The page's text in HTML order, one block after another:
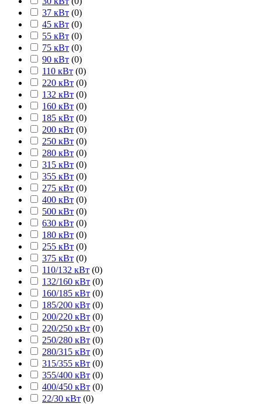
37 кВт (0)
45 кВт (0)
55 кВт (0)
75 кВт (0)
90 кВт (0)
110 кВт (0)
220 кВт (0)
132 кВт (0)
160 кВт (0)
185 кВт (0)
200 кВт (0)
250 кВт (0)
280 кВт (0)
315 кВт (0)
355 кВт (0)
275 кВт (0)
400 кВт (0)
500 кВт (0)
630 кВт (0)
180 кВт (0)
255 кВт (0)
375 кВт (0)
110/132 кВт (0)
132/160 кВт (0)
160/185 кВт (0)
185/200 кВт (0)
200/220 кВт (0)
220/250 кВт (0)
250/280 кВт (0)
280/315 кВт (0)
315/355 кВт (0)
355/400 кВт (0)
400/450 кВт (0)
22/30 кВт (0)